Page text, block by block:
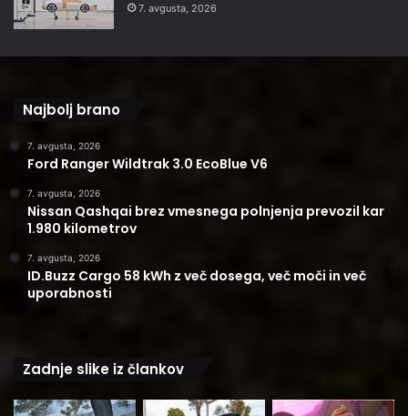
7. avgusta, 2026
Najbolj brano
7. avgusta, 2026
Ford Ranger Wildtrak 3.0 EcoBlue V6
7. avgusta, 2026
Nissan Qashqai brez vmesnega polnjenja prevozil kar
1.980 kilometrov
7. avgusta, 2026
ID.Buzz Cargo 58 kWh z več dosega, več moči in več
uporabnosti
Zadnje slike iz člankov